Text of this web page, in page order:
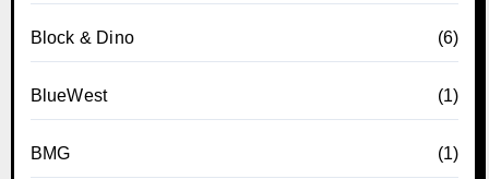
Block & Dino (6)
BlueWest (1)
BMG (1)